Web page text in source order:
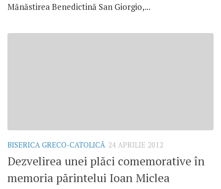
Mănăstirea Benedictină San Giorgio,...
BISERICA GRECO-CATOLICĂ 24 APRILIE 2012
Dezvelirea unei plăci comemorative în
memoria părintelui Ioan Miclea